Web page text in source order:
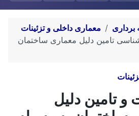
برداری
معماری داخلی و تزئینات
تامین دلیل معماری ساختمان
تامین دلیل